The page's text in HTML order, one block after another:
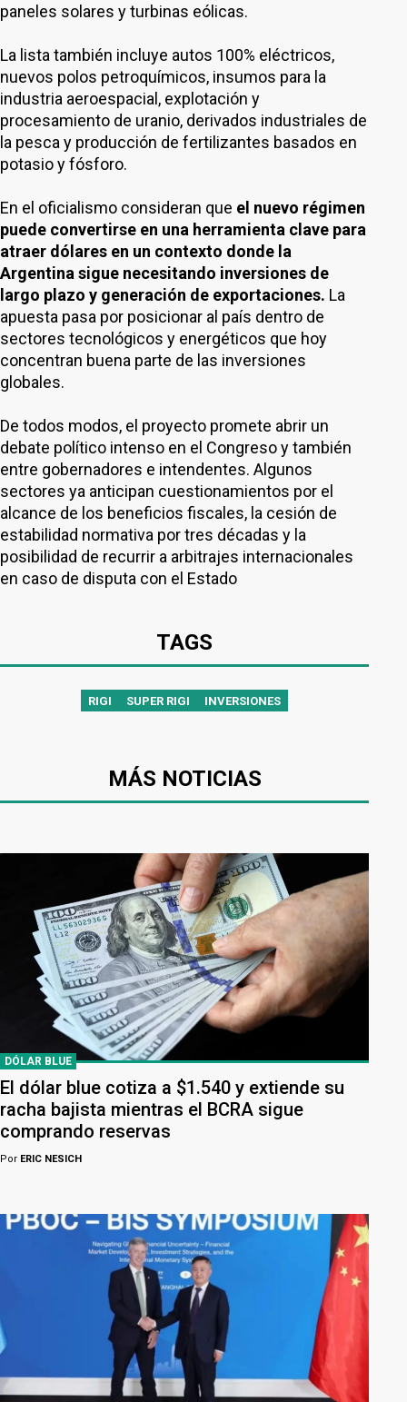
paneles solares y turbinas eólicas.
La lista también incluye autos 100% eléctricos,
nuevos polos petroquímicos, insumos para la
industria aeroespacial, explotación y
procesamiento de uranio, derivados industriales de
la pesca y producción de fertilizantes basados en
potasio y fósforo.
En el oficialismo consideran que el nuevo régimen
puede convertirse en una herramienta clave para
atraer dólares en un contexto donde la
Argentina sigue necesitando inversiones de
largo plazo y generación de exportaciones. La
apuesta pasa por posicionar al país dentro de
sectores tecnológicos y energéticos que hoy
concentran buena parte de las inversiones
globales.
De todos modos, el proyecto promete abrir un
debate político intenso en el Congreso y también
entre gobernadores e intendentes. Algunos
sectores ya anticipan cuestionamientos por el
alcance de los beneficios fiscales, la cesión de
estabilidad normativa por tres décadas y la
posibilidad de recurrir a arbitrajes internacionales
en caso de disputa con el Estado
TAGS
RIGI SUPER RIGI INVERSIONES
MÁS NOTICIAS
DÓLAR BLUE
El dólar blue cotiza a $1.540 y extiende su
racha bajista mientras el BCRA sigue
comprando reservas
Por ERIC NESICH